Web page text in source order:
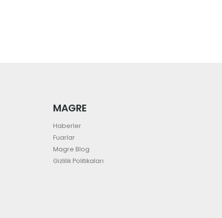
MAGRE
Haberler
Fuarlar
Magre Blog
Gizlilik Politikaları